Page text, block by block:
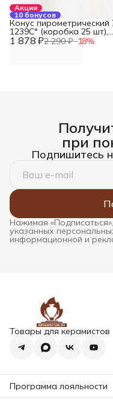
Акция
10 бонусов
1 878 ₽2 290 ₽−18%
Конус пирометрический
1239С° (коробка 25 шт),
Orton
при
Подпишитесь
Нажимая
указанных
информационной и
Товары для керамистов
Программа лояльности